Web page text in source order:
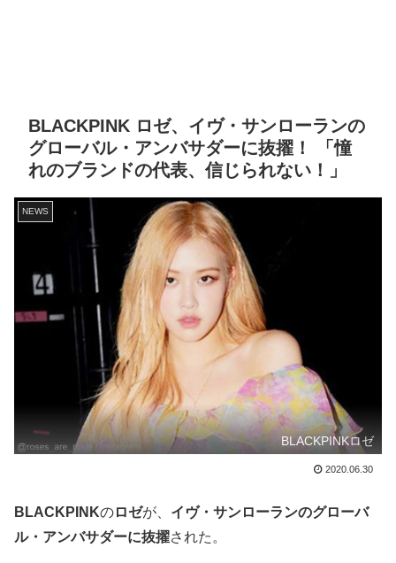
BLACKPINK ロゼ、イヴ・サンローランの
グローバル・アンバサダーに抜擢！ 「憧
れのブランドの代表、信じられない！」
NEWS
BLACKPINKロゼ
2020.06.30
BLACKPINKのロゼが、 イヴ・サンローランのグローバ
ル・アンバサダーに抜擢された。